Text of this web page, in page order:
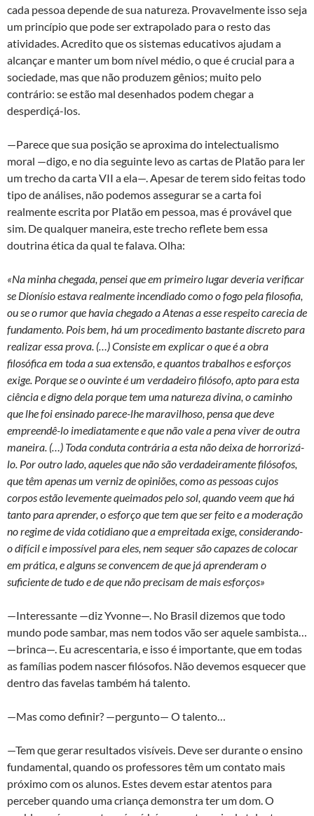
cada pessoa depende de sua natureza. Provavelmente isso seja
um princípio que pode ser extrapolado para o resto das
atividades. Acredito que os sistemas educativos ajudam a
alcançar e manter um bom nível médio, o que é crucial para a
sociedade, mas que não produzem gênios; muito pelo
contrário: se estão mal desenhados podem chegar a
desperdiçá-los.
—Parece que sua posição se aproxima do intelectualismo
moral —digo, e no dia seguinte levo as cartas de Platão para ler
um trecho da carta VII a ela—. Apesar de terem sido feitas todo
tipo de análises, não podemos assegurar se a carta foi
realmente escrita por Platão em pessoa, mas é provável que
sim. De qualquer maneira, este trecho reflete bem essa
doutrina ética da qual te falava. Olha:
«Na minha chegada, pensei que em primeiro lugar deveria verificar
se Dionísio estava realmente incendiado como o fogo pela filosofia,
ou se o rumor que havia chegado a Atenas a esse respeito carecia de
fundamento. Pois bem, há um procedimento bastante discreto para
realizar essa prova. (…) Consiste em explicar o que é a obra
filosófica em toda a sua extensão, e quantos trabalhos e esforços
exige. Porque se o ouvinte é um verdadeiro filósofo, apto para esta
ciência e digno dela porque tem uma natureza divina, o caminho
que lhe foi ensinado parece-lhe maravilhoso, pensa que deve
empreendê-lo imediatamente e que não vale a pena viver de outra
maneira. (…) Toda conduta contrária a esta não deixa de horrorizá-
lo. Por outro lado, aqueles que não são verdadeiramente filósofos,
que têm apenas um verniz de opiniões, como as pessoas cujos
corpos estão levemente queimados pelo sol, quando veem que há
tanto para aprender, o esforço que tem que ser feito e a moderação
no regime de vida cotidiano que a empreitada exige, considerando-
o difícil e impossível para eles, nem sequer são capazes de colocar
em prática, e alguns se convencem de que já aprenderam o
suficiente de tudo e de que não precisam de mais esforços»
—Interessante —diz Yvonne—. No Brasil dizemos que todo
mundo pode sambar, mas nem todos vão ser aquele sambista…
—brinca—. Eu acrescentaria, e isso é importante, que em todas
as famílias podem nascer filósofos. Não devemos esquecer que
dentro das favelas também há talento.
—Mas como definir? —pergunto— O talento…
—Tem que gerar resultados visíveis. Deve ser durante o ensino
fundamental, quando os professores têm um contato mais
próximo com os alunos. Estes devem estar atentos para
perceber quando uma criança demonstra ter um dom. O